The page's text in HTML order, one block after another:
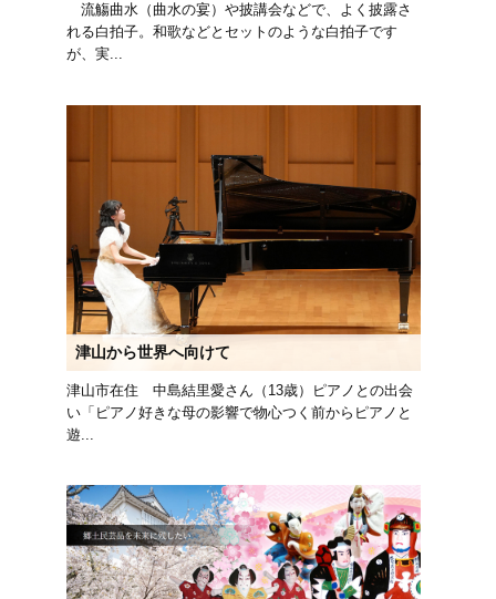
流觴曲水（曲水の宴）や披講会などで、よく披露さ
れる白拍子。和歌などとセットのような白拍子です
が、実...
津山から世界へ向けて
津山市在住 中島結里愛さん（13歳）ピアノとの出会
い「ピアノ好きな母の影響で物心つく前からピアノと
遊...